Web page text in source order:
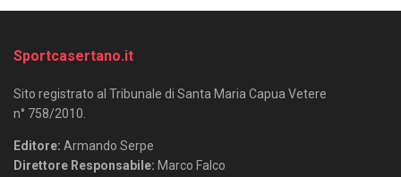
Sportcasertano.it
Sito registrato al Tribunale di Santa Maria Capua Vetere
n° 758/2010.
Editore: Armando Serpe
Direttore Responsabile: Marco Falco